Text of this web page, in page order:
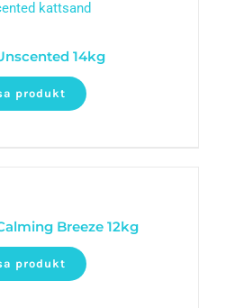
14kg
produkt
Breeze 12kg
produkt